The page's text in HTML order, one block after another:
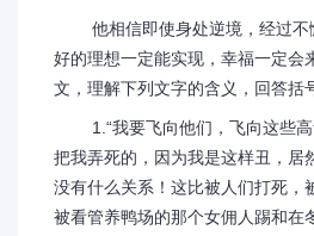
他相信即使身处逆境，经过不
好的理想一定能实现，幸福一定会
文，理解下列文字的含义，回答括
1.“我要飞向他们，飞向这些高
把我弄死的，因为我是这样丑，居
没有什么关系！这比被人们打死，
被看管养鸭场的那个女佣人踢和在